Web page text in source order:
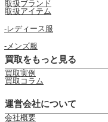
取扱ブランド
取扱アイテム
レディース服
メンズ服
買取をもっと見る
買取実例
買取コラム
運営会社について
会社概要